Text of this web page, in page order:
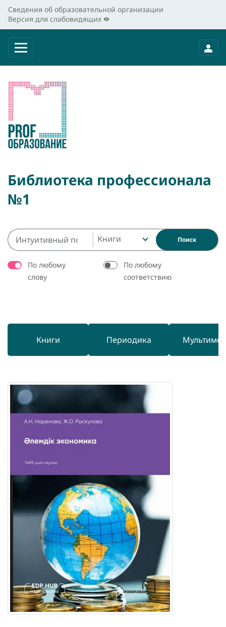
Сведения об образовательной организации
Версия для слабовидящих
Библиотека профессионала
№1
Книги Поиск
По любому
слову
По любому
соответствию
Книги Периодика